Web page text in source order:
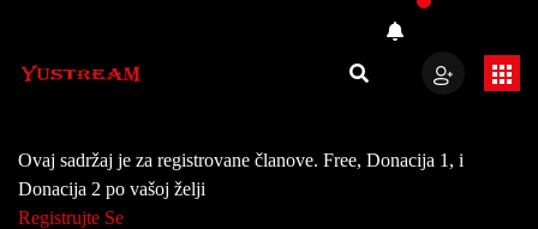
Ovaj sadržaj je za registrovane članove. Free, Donacija 1, i
Donacija 2 po vašoj želji
Registrujte Se